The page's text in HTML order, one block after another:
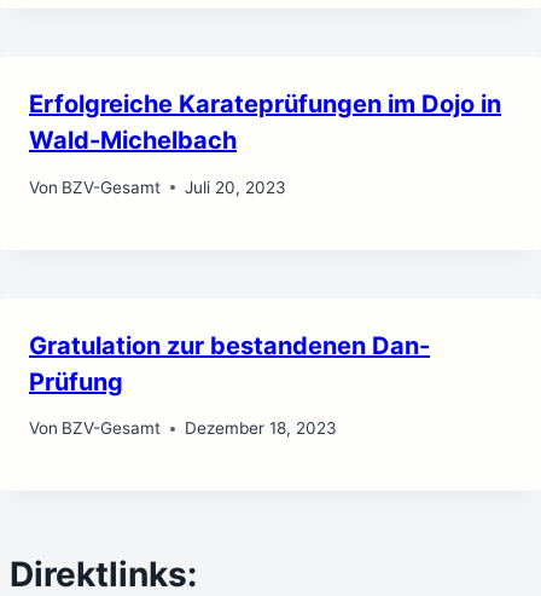
Erfolgreiche Karateprüfungen im Dojo in
Wald-Michelbach
Von BZV-Gesamt Juli 20, 2023
Gratulation zur bestandenen Dan-
Prüfung
Von BZV-Gesamt Dezember 18, 2023
Direktlinks: